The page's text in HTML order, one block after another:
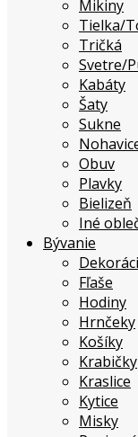
Mikiny
Tielka/
Tričká
Svetre/
Kabáty
Šaty
Sukne
Obuv
Plavky
Bielizeň
Iné
Bývanie
Fľaše
Hodiny
Hrnčeky
Košíky
Krabičky
Kraslice
Kytice
Misky